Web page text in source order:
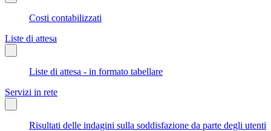
Costi contabilizzati
Liste di attesa
Liste di attesa - in formato tabellare
Servizi in rete
Risultati delle indagini sulla soddisfazione da parte degli utenti